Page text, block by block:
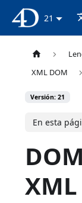
21
XML DOM
Versión: 21
En esta